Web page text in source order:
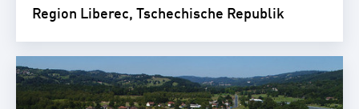
Region Liberec, Tschechische Republik